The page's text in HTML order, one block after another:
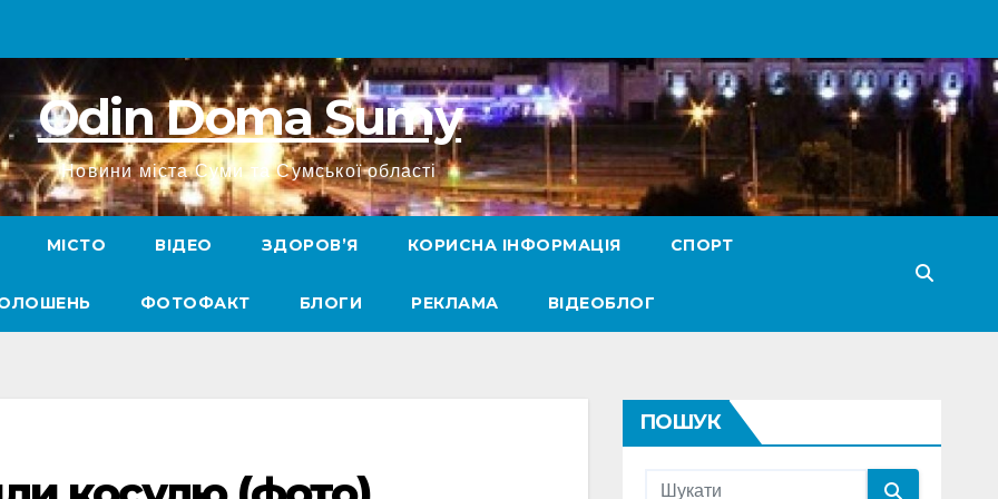
Odin Doma Sumy
Новини міста Суми та Сумської області
МІСТО ВІДЕО ЗДОРОВ’Я КОРИСНА ІНФОРМАЦІЯ СПОРТ
ФОТОФАКТ БЛОГИ РЕКЛАМА ВІДЕОБЛОГ
ПОШУК